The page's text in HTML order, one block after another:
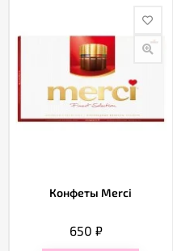
Конфеты Merci
650 ₽